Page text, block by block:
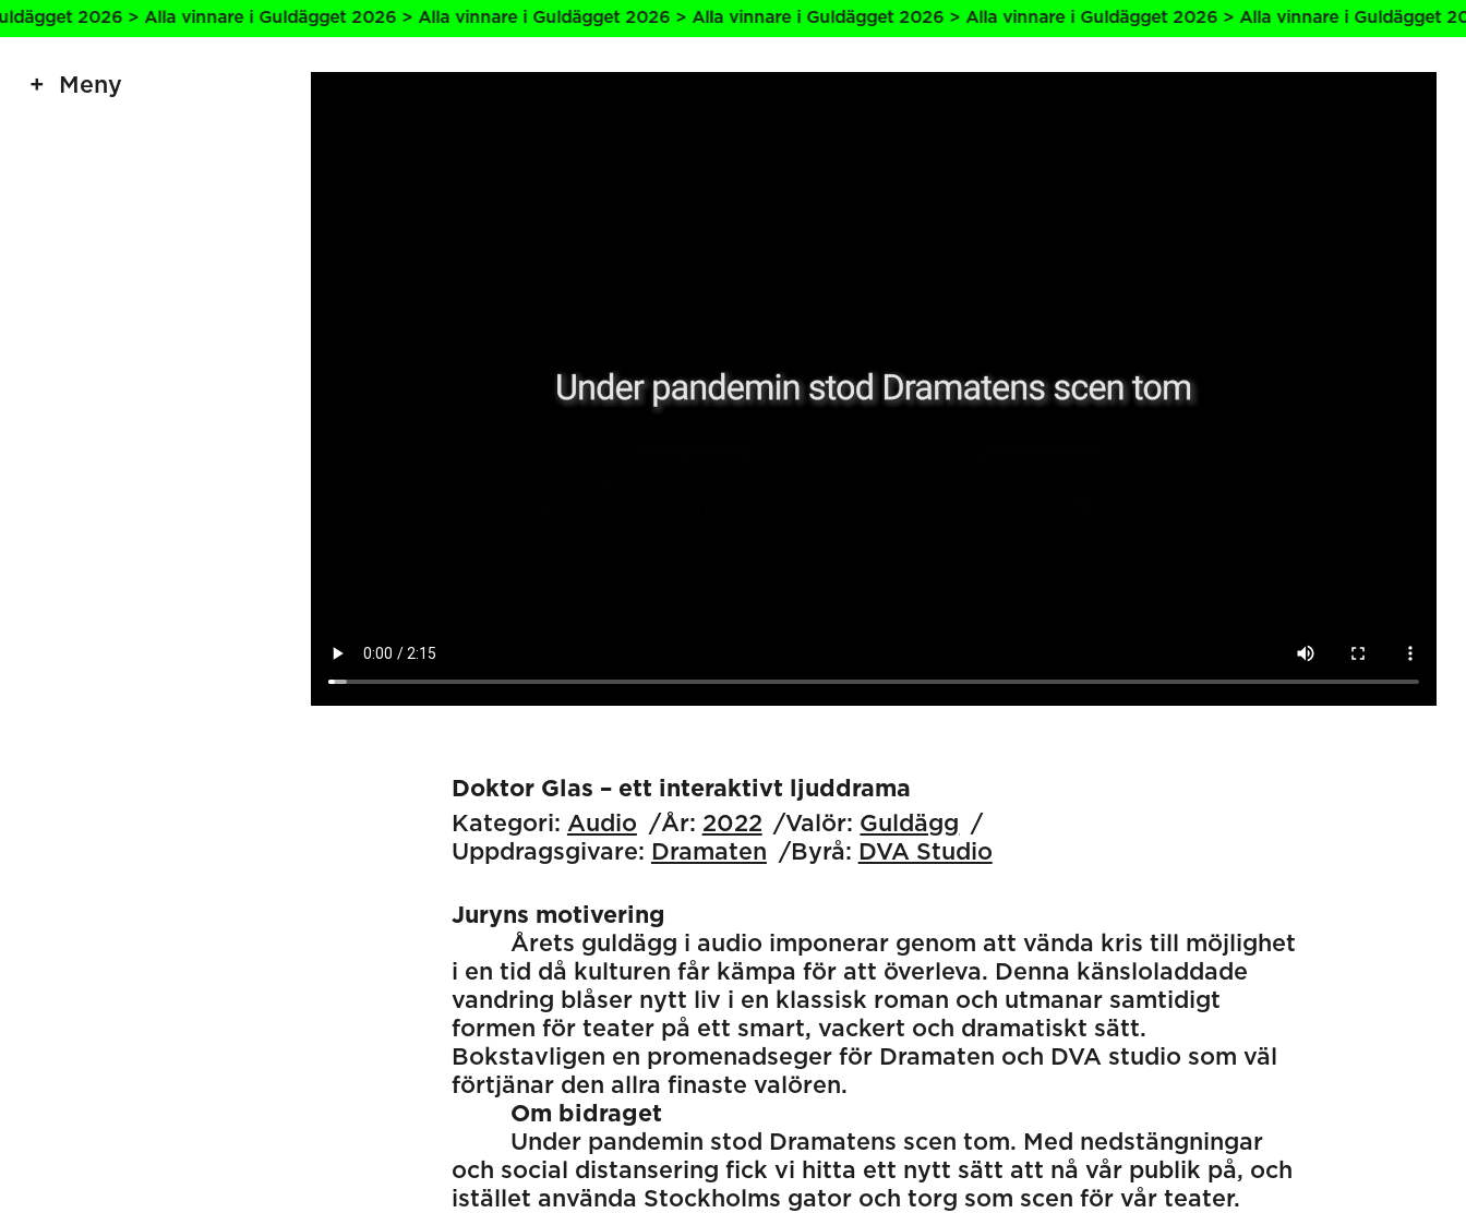
> Alla vinnare i Guldägget 2026 > Alla vinnare i Guldägget 2026 > Alla vinnare i Guldägget 2026 > Alla vinnare i Guldägget 2026 > Alla vinnare i Guldägget 2026
Meny
Doktor Glas – ett interaktivt ljuddrama
Kategori: Audio År: 2022 Valör: Guldägg
Uppdragsgivare: Dramaten Byrå: DVA Studio
Juryns motivering
Årets guldägg i audio imponerar genom att vända kris till möjlighet
i en tid då kulturen får kämpa för att överleva. Denna känsloladdade
vandring blåser nytt liv i en klassisk roman och utmanar samtidigt
formen för teater på ett smart, vackert och dramatiskt sätt.
Bokstavligen en promenadseger för Dramaten och DVA studio som väl
förtjänar den allra finaste valören.
Om bidraget
Under pandemin stod Dramatens scen tom. Med nedstängningar
och social distansering fick vi hitta ett nytt sätt att nå vår publik på, och
istället använda Stockholms gator och torg som scen för vår teater.